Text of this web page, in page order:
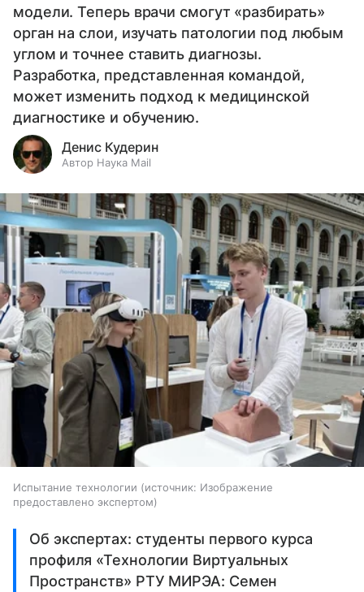
модели. Теперь врачи смогут «разбирать»
орган на слои, изучать патологии под любым
углом и точнее ставить диагнозы.
Разработка, представленная командой,
может изменить подход к медицинской
диагностике и обучению.
Денис Кудерин
Автор Наука Mail
Испытание технологии источник: Изображение
предоставлено экспертом
Об экспертах: студенты первого курса
профиля «Технологии Виртуальных
Пространств» РТУ МИРЭА: Семен